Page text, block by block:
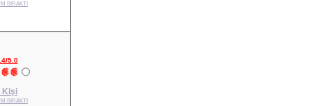
BIRAKTI
5.0
Kişi
BIRAKTI